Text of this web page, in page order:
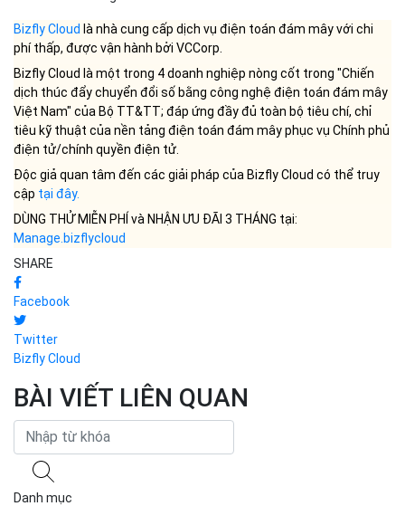
Bizfly Cloud là nhà cung cấp dịch vụ điện toán đám mây với chi
phí thấp, được vận hành bởi VCCorp.
Bizfly Cloud là một trong 4 doanh nghiệp nòng cốt trong "Chiến
dịch thúc đẩy chuyển đổi số bằng công nghệ điện toán đám mây
Việt Nam" của Bộ TT&TT; đáp ứng đầy đủ toàn bộ tiêu chí, chỉ
tiêu kỹ thuật của nền tảng điện toán đám mây phục vụ Chính phủ
điện tử/chính quyền điện tử.
Độc giả quan tâm đến các giải pháp của Bizfly Cloud có thể truy
cập tại đây.
DÙNG THỬ MIỄN PHÍ và NHẬN ƯU ĐÃI 3 THÁNG tại:
Manage.bizflycloud
SHARE
Facebook
Twitter
Bizfly Cloud
BÀI VIẾT LIÊN QUAN
Danh mục